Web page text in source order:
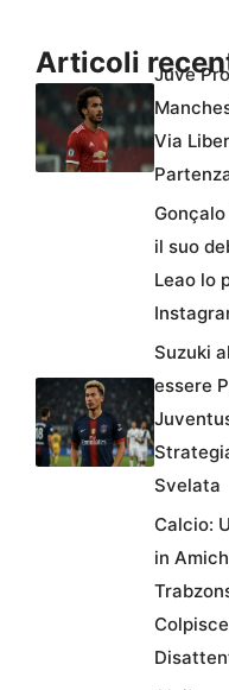
Articoli
Juve
Via
il suo
Leao lo
Suzuki
essere
Svelata
Calcio:
in